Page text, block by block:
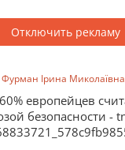
Отключить рекламу
Фурман Ірина Миколаївна